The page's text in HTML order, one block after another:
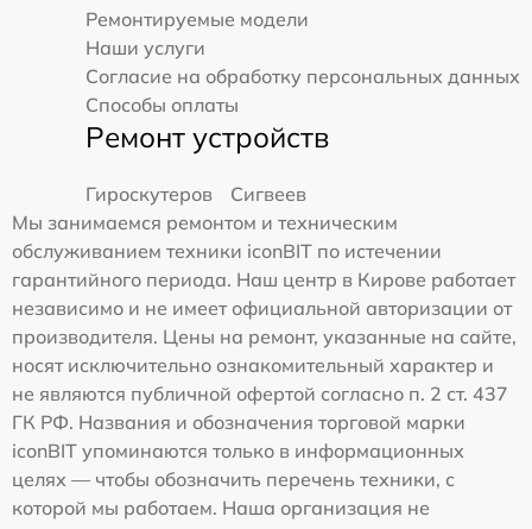
Ремонтируемые модели
Наши услуги
Согласие на обработку персональных данных
Способы оплаты
Ремонт устройств
Гироскутеров
Сигвеев
Мы занимаемся ремонтом и техническим
обслуживанием техники iconBIT по истечении
гарантийного периода. Наш центр в Кирове работает
независимо и не имеет официальной авторизации от
производителя. Цены на ремонт, указанные на сайте,
носят исключительно ознакомительный характер и
не являются публичной офертой согласно п. 2 ст. 437
ГК РФ. Названия и обозначения торговой марки
iconBIT упоминаются только в информационных
целях — чтобы обозначить перечень техники, с
которой мы работаем. Наша организация не